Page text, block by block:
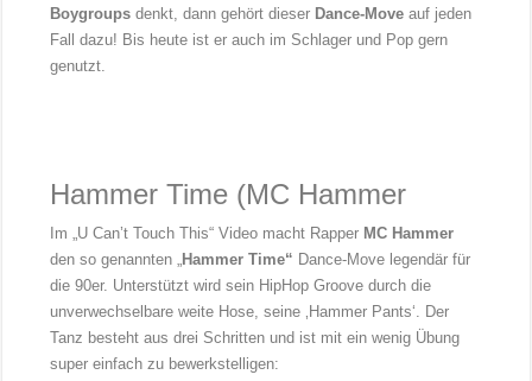
Boygroups denkt, dann gehört dieser Dance-Move auf jeden
Fall dazu! Bis heute ist er auch im Schlager und Pop gern
genutzt.
Hammer Time (MC Hammer
Im „U Can’t Touch This“ Video macht Rapper MC Hammer
den so genannten „Hammer Time“ Dance-Move legendär für
die 90er. Unterstützt wird sein HipHop Groove durch die
unverwechselbare weite Hose, seine ‚Hammer Pants‘. Der
Tanz besteht aus drei Schritten und ist mit ein wenig Übung
super einfach zu bewerkstelligen: